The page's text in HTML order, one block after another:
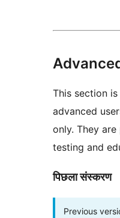
This section
advanced
only. They
testing and
पिछला संस्करण
Previous